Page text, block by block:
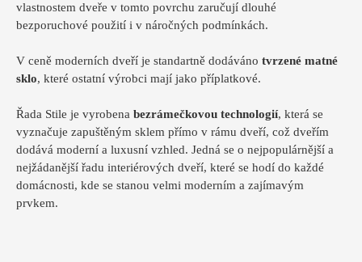
vlastnostem dveře v tomto povrchu zaručují dlouhé
bezporuchové použití i v náročných podmínkách.
V ceně moderních dveří je standartně dodáváno tvrzené matné
sklo, které ostatní výrobci mají jako příplatkové.
Řada Stile je vyrobena bezrámečkovou technologií, která se
vyznačuje zapuštěným sklem přímo v rámu dveří, což dveřím
dodává moderní a luxusní vzhled. Jedná se o nejpopulárnější a
nejžádanější řadu interiérových dveří, které se hodí do každé
domácnosti, kde se stanou velmi moderním a zajímavým
prvkem.